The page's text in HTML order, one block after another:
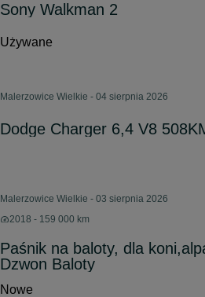
Sony Walkman 2
Używane
Malerzowice Wielkie - 04 sierpnia 2026
Dodge Charger 6,4 V8
Malerzowice Wielkie - 03 sierpnia 2026
2018 - 159 000 km
Paśnik na baloty, dla
Dzwon Baloty
Nowe